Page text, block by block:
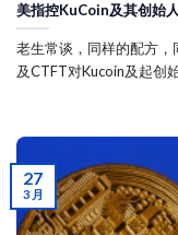
美指控KuCoin及其创始
老生常谈，同样的配方
及CTFT对Kucoin及起创
27
3 月